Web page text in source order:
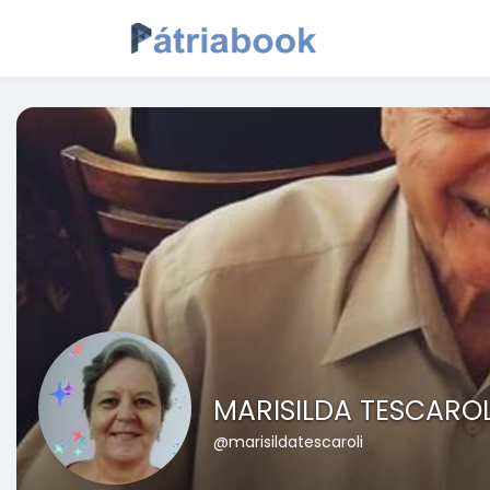
MARISILDA
@marisildatescaroli